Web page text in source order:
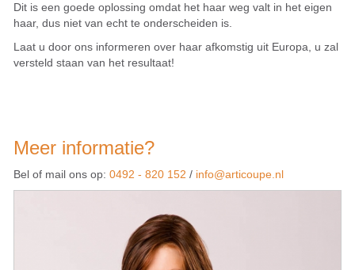
Dit is een goede oplossing omdat het haar weg valt in het eigen
haar, dus niet van echt te onderscheiden is.
Laat u door ons informeren over haar afkomstig uit Europa, u zal
versteld staan van het resultaat!
Meer informatie?
Bel of mail ons op: 0492 - 820 152 / info@articoupe.nl